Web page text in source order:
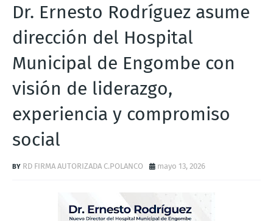
Dr. Ernesto Rodríguez asume
dirección del Hospital
Municipal de Engombe con
visión de liderazgo,
experiencia y compromiso
social
RD FIRMA AUTORIZADA C.POLANCO mayo 13, 2026